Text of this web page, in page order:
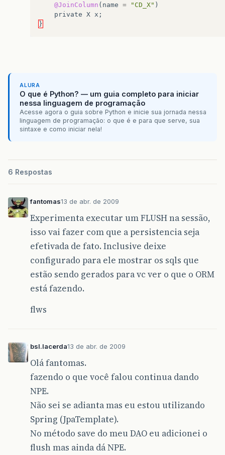
@JoinColumn ( name = "CD_X" )
private X x ;
}
ALURA
O que é Python? — um guia completo para iniciar
nessa linguagem de programação
Acesse agora o guia sobre Python e inicie sua jornada nessa
linguagem de programação: o que é e para que serve, sua
sintaxe e como iniciar nela!
6 Respostas
fantomas13 de abr. de 2009
Experimenta executar um FLUSH na sessão,
isso vai fazer com que a persistencia seja
efetivada de fato. Inclusive deixe
configurado para ele mostrar os sqls que
estão sendo gerados para vc ver o que o ORM
está fazendo.
flws
bsl.lacerda13 de abr. de 2009
Olá fantomas.
fazendo o que você falou continua dando
NPE.
Não sei se adianta mas eu estou utilizando
Spring (JpaTemplate).
No método save do meu DAO eu adicionei o
flush mas ainda dá NPE.